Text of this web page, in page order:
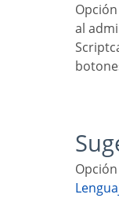
Opción que permite cargar íconos propios
al